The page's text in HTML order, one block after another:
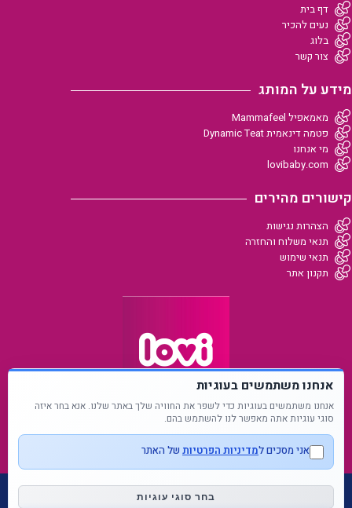
דף בית
נעים להכיר
בלוג
צור קשר
מידע על המותג
מאמאפיל Mammafeel
פטמה דינאמית Dynamic Teat
מי אנחנו
lovibaby.com
קישורים מהירים
הצהרות נגישות
תנאי משלוח והחזרה
תנאי שימוש
תקנון אתר
כל הזכויות שמורות Ⓒ לאבי - LOVI 2024
אנחנו משתמשים בעוגיות
אנחנו משתמשים בעוגיות כדי לשפר את החוויה שלך באתר שלנו. אנא בחר איזה
סוגי עוגיות אתה מאפשר לנו להשתמש בהם.
אני מסכים למדיניות הפרטיות של האתר
בחר סוגי עוגיות